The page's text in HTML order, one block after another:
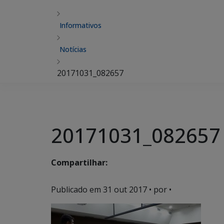
Informativos
Notícias
20171031_082657
20171031_082657
Compartilhar:
Publicado em 31 out 2017 • por •